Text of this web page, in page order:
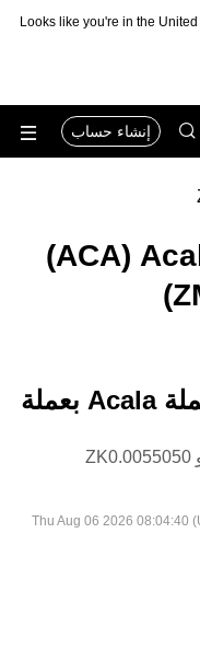
Looks like you're in the
إنشاء حساب
‏ACA/‏ZMW: تحويل ‏Acala (‏ACA)
كم تبلغ قيمة واحدة من عملة ‏Acala بعملة
Thu Aug 06 2026 08:04:40